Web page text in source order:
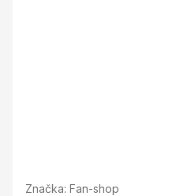
Značka: Fan-shop